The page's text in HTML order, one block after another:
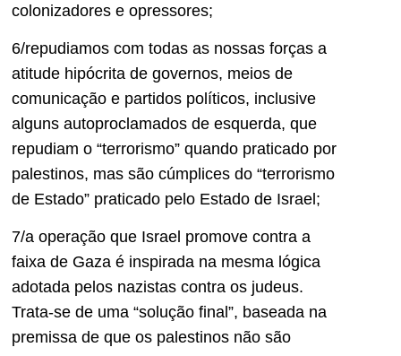
colonizadores e opressores;
6/repudiamos com todas as nossas forças a
atitude hipócrita de governos, meios de
comunicação e partidos políticos, inclusive
alguns autoproclamados de esquerda, que
repudiam o “terrorismo” quando praticado por
palestinos, mas são cúmplices do “terrorismo
de Estado” praticado pelo Estado de Israel;
7/a operação que Israel promove contra a
faixa de Gaza é inspirada na mesma lógica
adotada pelos nazistas contra os judeus.
Trata-se de uma “solução final”, baseada na
premissa de que os palestinos não são